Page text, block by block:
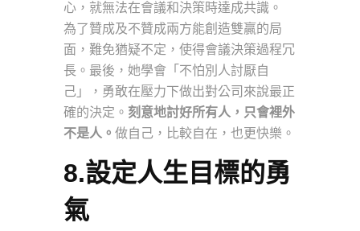
心，就無法在會議和決策時達成共識。
為了贊成及不贊成兩方能創造雙贏的局
面，難免猶疑不定，使得會議決策過程冗
長。最後，她學會「不怕別人討厭自
己」，勇敢在壓力下做出對公司來說最正
確的決定。 刻意地討好所有人，只會裡外
不是人。 做自己，比較自在，也更快樂。
8.設定人生目標的勇
氣